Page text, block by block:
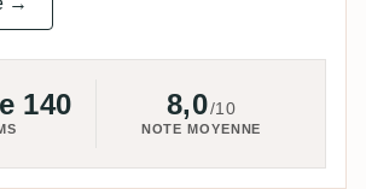
140 8,0/10
NOTE MOYENNE